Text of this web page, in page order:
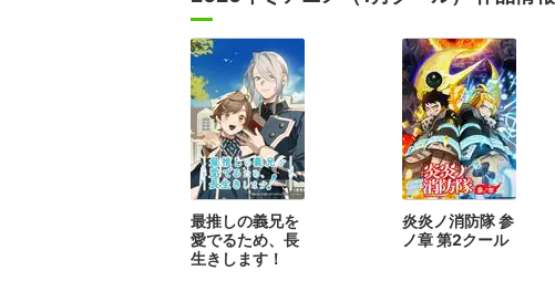
最推しの義兄を
愛でるため、長
生きします！
炎炎ノ消防隊 参
ノ章 第2クール